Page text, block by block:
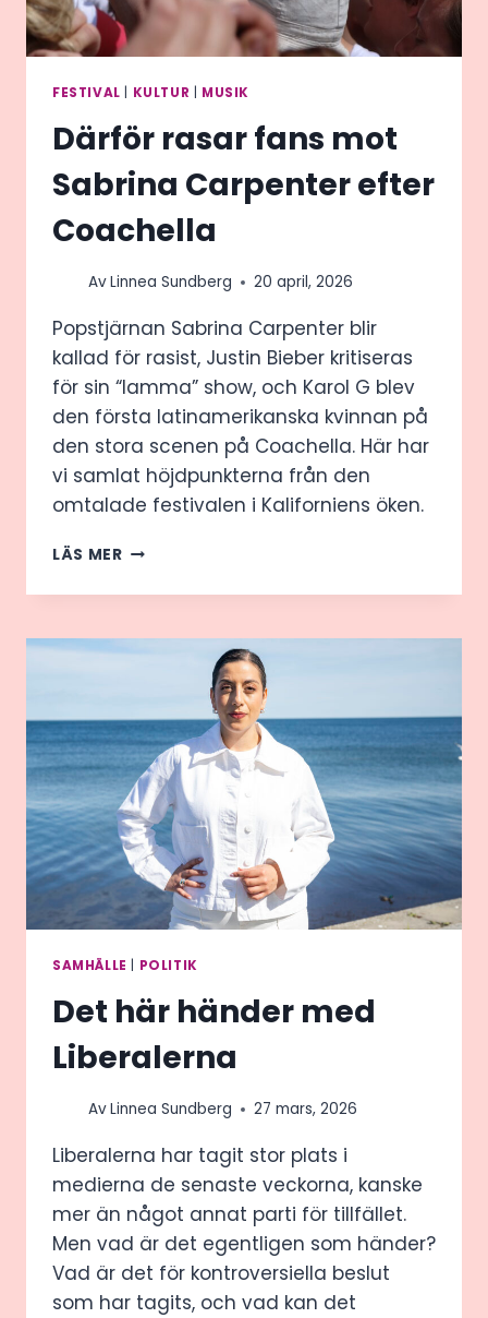
FESTIVAL KULTUR MUSIK
Därför rasar fans mot
Sabrina Carpenter efter
Coachella
AvLinnea Sundberg 20 april, 2026
Popstjärnan Sabrina Carpenter blir
kallad för rasist, Justin Bieber kritiseras
för sin “lamma” show, och Karol G blev
den första latinamerikanska kvinnan på
den stora scenen på Coachella. Här har
vi samlat höjdpunkterna från den
omtalade festivalen i Kaliforniens öken.
LÄS MERDÄRFÖR
FANS
SABRINA
CARPENTER
COACHELLA
SAMHÄLLE POLITIK
Det här händer med
Liberalerna
AvLinnea Sundberg 27 mars, 2026
Liberalerna har tagit stor plats i
medierna de senaste veckorna, kanske
mer än något annat parti för tillfället.
Men vad är det egentligen som händer?
Vad är det för kontroversiella beslut
som har tagits, och vad kan det